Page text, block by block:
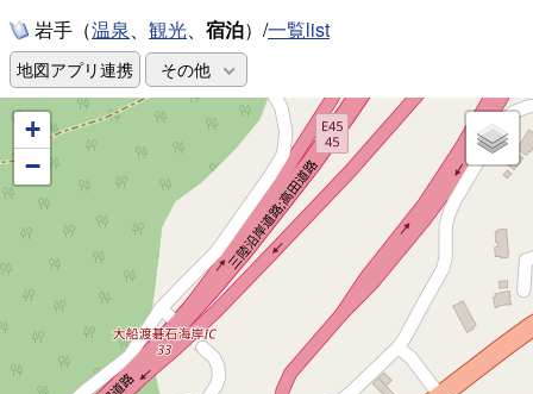
岩手（温泉 、 観光、 宿泊）/一覧list
地図アプリ連携 その他
+
−